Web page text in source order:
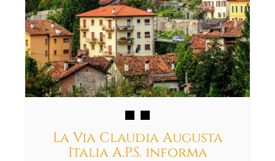
La Via Claudia Augusta
Italia A.P.S. informa